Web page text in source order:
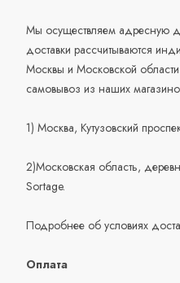
Мы осуществляем адресную
доставки рассчитываются
Москвы и Московской
самовывоз из наших
1) Москва, Кутузовский
2)Московская область,
Sortage.
Подробнее об условиях
Оплата